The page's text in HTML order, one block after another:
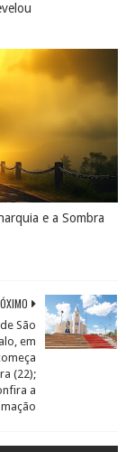
e a Sombra
São
em
(22);
a